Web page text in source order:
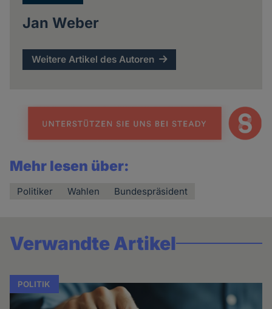
Jan Weber
Weitere Artikel des Autoren
Mehr lesen über:
Politiker Wahlen Bundespräsident
Verwandte Artikel
POLITIK